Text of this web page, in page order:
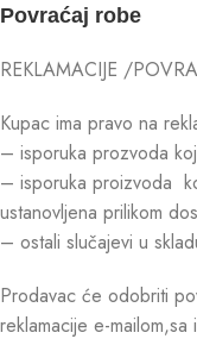
Povraćaj robe
REKLAMACIJE /
Kupac ima pravo na
– isporuka prozvoda
– isporuka proizvoda
ustanovljena prilikom
– ostali slučajevi u
Prodavac će odobriti
reklamacije e-